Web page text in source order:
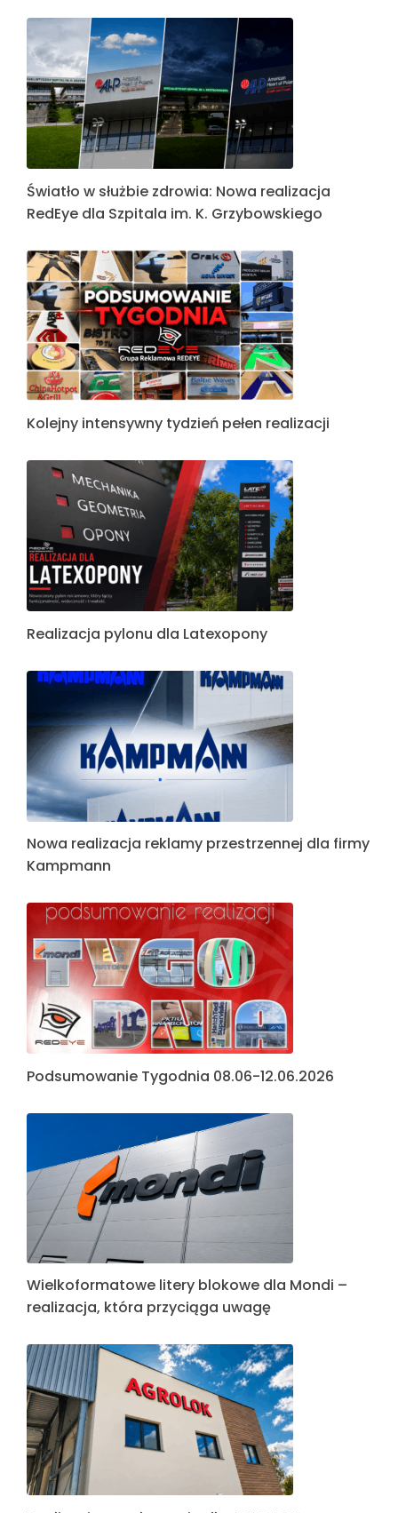
Światło w służbie zdrowia: Nowa realizacja
RedEye dla Szpitala im. K. Grzybowskiego
Kolejny intensywny tydzień pełen realizacji
Realizacja pylonu dla Latexopony
Nowa realizacja reklamy przestrzennej dla firmy
Kampmann
Podsumowanie Tygodnia 08.06-12.06.2026
Wielkoformatowe litery blokowe dla Mondi –
realizacja, która przyciąga uwagę